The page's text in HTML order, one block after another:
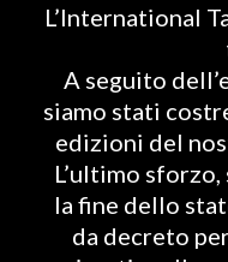
L’International
A seguito
siamo stati
edizioni del
L’ultimo
la fine dello
da decreto